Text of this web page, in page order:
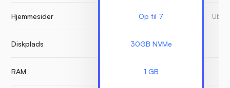
Hjemmesider
Diskplads
RAM
Op til 7
30GB NVMe
1 GB